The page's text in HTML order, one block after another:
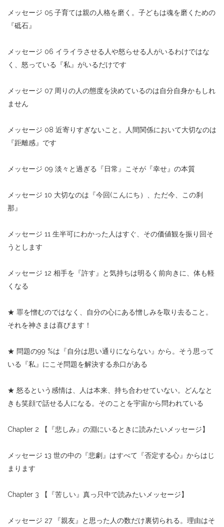
メッセージ 05 子育ては親の人格を磨く。子どもは魂を磨くための
『砥石』
メッセージ 06 イライラさせる人や怒らせる人がいるわけではな
く、怒っている『私』がいるだけです
メッセージ 07 周りの人の態度を決めているのは自分自身かもしれ
ません
メッセージ 08 近寄りすぎないこと。人間関係において大切なのは
『距離感』です
メッセージ 09 淡々と過ぎる『日常』こそが『幸せ』の本質
メッセージ 10 大切なのは『今回(こんにち）、ただ今、この刹
那』
メッセージ 11 生半可にわかった人はすぐ、その価値観を振り回そ
うとします
メッセージ 12 相手を『許す』と気持ちは明るく前向きに、体も軽
くなる
★ 罪を憎むのではなく、自分の心にある憎しみを取り去ること。
それを神さまは喜びます！
★ 問題の99 %は『自分は思い通りにならない』から。そう思って
いる『私』にこそ問題を解決する糸口がある
★ 怒るという感情は、人は本来、持ち合わせていない。どんなと
きも笑顔で話せる人になる。そのことを宇宙から問われている
Chapter 2 【『悲しみ』の淵にいるときに読みたいメッセージ】
メッセージ 13 世の中の『悲劇』はすべて『否定する心』からはじ
まります
Chapter 3 【『苦しい』真っ只中で読みたいメッセージ】
メッセージ 27 『親友』と思った人の数だけ裏切られる。理由はそ